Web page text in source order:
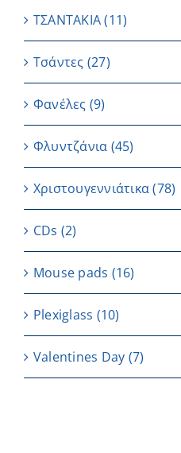
ΤΣΑΝΤΑΚΙΑ (11)
Τσάντες (27)
Φανέλες (9)
Φλυντζάνια (45)
Χριστουγεννιάτικα(78)
CDs (2)
Μouse pads (16)
Plexiglass (10)
Valentines Day (7)